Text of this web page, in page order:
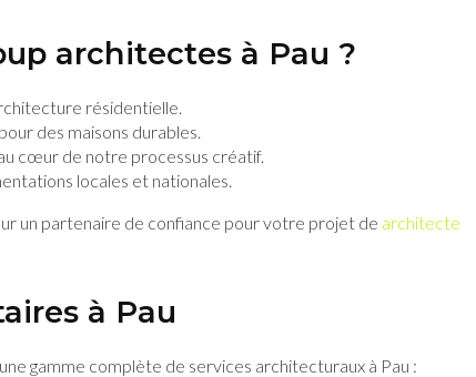
architectes à Pau ?
résidentielle.
des maisons durables.
cœur de notre processus créatif.
locales et nationales.
un partenaire de confiance pour votre projet de architecte
à Pau
gamme complète de services architecturaux à Pau :